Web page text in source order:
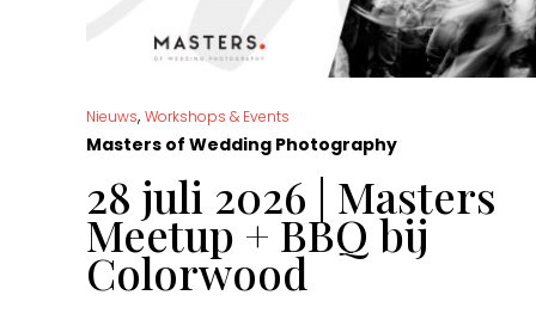
Nieuws, Workshops & Events
Masters of Wedding Photography
28 juli 2026 | Masters
Meetup + BBQ bij
Colorwood